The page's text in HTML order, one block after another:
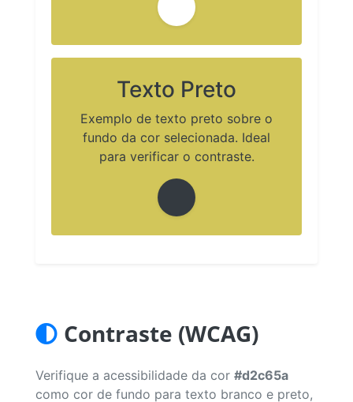
Texto Preto
Exemplo de texto preto sobre o
fundo da cor selecionada. Ideal
para verificar o contraste.
Contraste (WCAG)
Verifique a acessibilidade da cor #d2c65a
como cor de fundo para texto branco e preto,